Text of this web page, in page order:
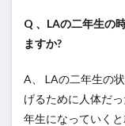
Q 、LAの二年生の
ますか?
A、 LAの二年生の
げるために人体だ
年生になっていく